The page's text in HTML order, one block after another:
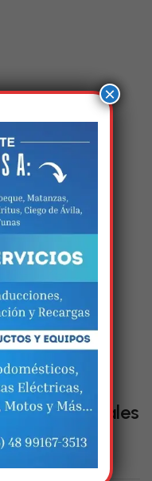
Sociales
×
estará
pela